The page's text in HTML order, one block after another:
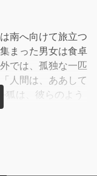
南へ向けて旅立つ
まった男女は食卓
では、孤独な一匹
人間は、ああして
は、彼らのよう
抱く。